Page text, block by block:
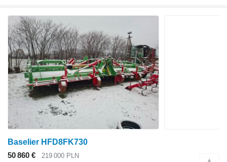
Baselier HFD8FK730
50 860 €
219 000 PLN